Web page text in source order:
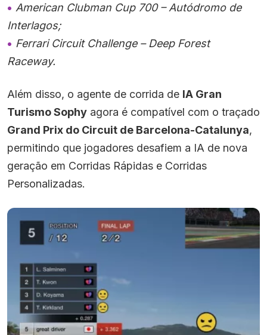
American Clubman Cup 700 – Autódromo de
Interlagos;
Ferrari Circuit Challenge – Deep Forest
Raceway.
Além disso, o agente de corrida de IA Gran
Turismo Sophy agora é compatível com o traçado
Grand Prix do Circuit de Barcelona-Catalunya,
permitindo que jogadores desafiem a IA de nova
geração em Corridas Rápidas e Corridas
Personalizadas.